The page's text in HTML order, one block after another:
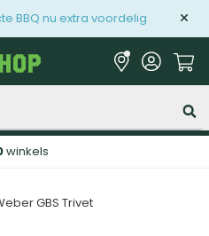
BBQ nu extra voordelig
winkels
GBS Trivet